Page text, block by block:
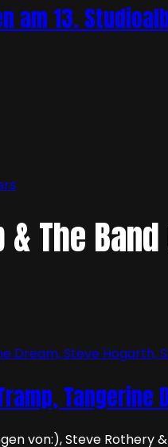
am 13.
The
Tangerine
von:), Steve Rothery